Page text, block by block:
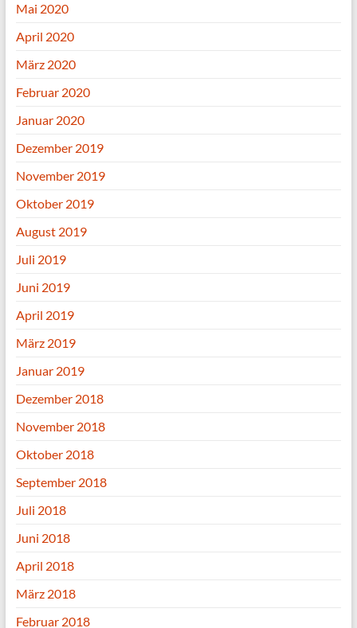
Mai 2020
April 2020
März 2020
Februar 2020
Januar 2020
Dezember 2019
November 2019
Oktober 2019
August 2019
Juli 2019
Juni 2019
April 2019
März 2019
Januar 2019
Dezember 2018
November 2018
Oktober 2018
September 2018
Juli 2018
Juni 2018
April 2018
März 2018
Februar 2018